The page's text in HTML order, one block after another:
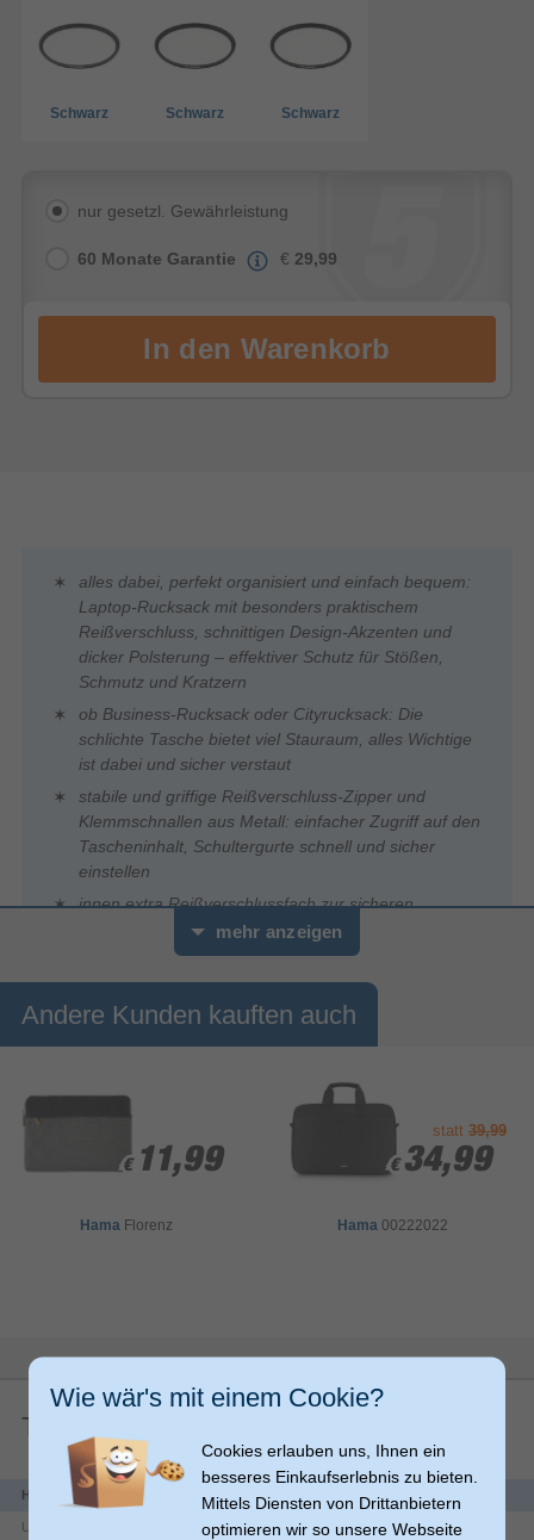
Schwarz Schwarz Schwarz
nur gesetzl. Gewährleistung
60 Monate Garantie € 29,99
alles dabei, perfekt organisiert und einfach bequem:
Laptop-Rucksack mit besonders praktischem
Reißverschluss, schnittigen Design-Akzenten und
dicker Polsterung – effektiver Schutz für Stößen,
Schmutz und Kratzern
ob Business-Rucksack oder Cityrucksack: Die
schlichte Tasche bietet viel Stauraum, alles Wichtige
ist dabei und sicher verstaut
stabile und griffige Reißverschluss-Zipper und
Klemmschnallen aus Metall: einfacher Zugriff auf den
Tascheninhalt, Schultergurte schnell und sicher
einstellen
innen extra Reißverschlussfach zur sicheren
Aufbewahrung von Geld, Schlüssel etc
kleine Innentaschen im Hauptfach für Zubehör
0
Sekunden
Hama
Rucksack
"Ultimate",
(16,2")
Gepolstertes Laptopfach
mehr anzeigen
Andere Kunden kauften auch
€ 11,99
€ 11,99
Hama Florenz
statt39,99
€ 34,99
€ 34,99
Hama00222022
Techn. Details
Herstellerdaten
Hama GmbH & Co KG
Wie wär's mit einem Cookie?
Cookies erlauben uns, Ihnen ein
besseres Einkaufserlebnis zu bieten.
Mittels Diensten von Drittanbietern
optimieren wir so unsere Webseite